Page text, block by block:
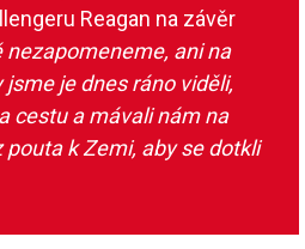
Reagan na závěr
nezapomeneme, ani na
je dnes ráno viděli,
cestu a mávali nám na
k Zemi, aby se dotkli